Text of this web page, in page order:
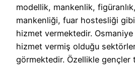
modellik, mankenlik, figüranlık,
mankenliği, fuar hostesliği
hizmet vermektedir. Osmaniye
hizmet vermiş olduğu
görmektedir. Özellikle gençler